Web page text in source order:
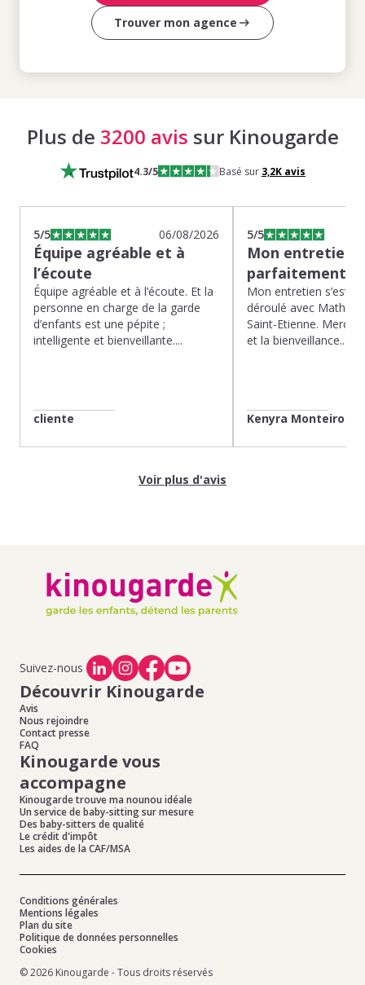
Trouver mon agence
Plus de 3200 avis sur Kinougarde
4.3/5 Basé sur 3,2Kavis
5/5 06/08/2026
Équipe agréable et à
l’écoute
Équipe agréable et à l’écoute. Et la
personne en charge de la garde
d’enfants est une pépite ;
intelligente et bienveillante....
cliente
5/5
Mon entretien
parfaitement…
Mon entretien s’est
déroulé avec Mathias
Saint-Etienne. Merci
et la bienveillance...
Kenyra Monteiro
Voir plus d'avis
Suivez-nous
Découvrir Kinougarde
Avis
Nous rejoindre
Contact presse
FAQ
Kinougarde vous
accompagne
Kinougarde trouve ma nounou idéale
Un service de baby-sitting sur mesure
Des baby-sitters de qualité
Le crédit d'impôt
Les aides de la CAF/MSA
Conditions générales
Mentions légales
Plan du site
Politique de données personnelles
Cookies
© 2026 Kinougarde - Tous droits réservés